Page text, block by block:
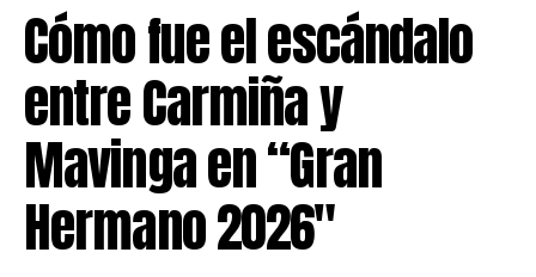
Cómo fue el escándalo
entre Carmiña y
Mavinga en “Gran
Hermano 2026″